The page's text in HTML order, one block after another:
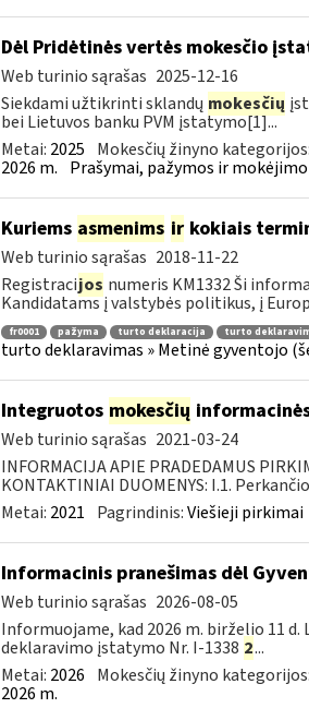
Dėl Pridėtinės vertės mokesčio
Web turinio sąrašas 2025-12-16
Siekdami užtikrinti sklandų mokesčių
bei Lietuvos banku PVM įstatymo[1]...
Metai: 2025 Mokesčių žinyno kategorijos:
2026 m. Prašymai, pažymos ir
Kuriems asmenims irkokiais
Web turinio sąrašas 2018-11-22
Registracijos numeris KM1332 Ši
Kandidatams į valstybės politikus, į
fr0001 pažyma turto deklaracija turto
turto deklaravimas » Metinė gyventojo
Integruotos mokesčių
Web turinio sąrašas 2021-03-24
INFORMACIJA APIE PRADEDAMUS
KONTAKTINIAI DUOMENYS: I.1.
Metai: 2021 Pagrindinis:Viešieji pirkimai
Informacinis pranešimas dėl
Web turinio sąrašas 2026-08-05
Informuojame, kad 2026 m. birželio 11
deklaravimo įstatymo Nr. I-1338 2...
Metai: 2026 Mokesčių žinyno kategorijos:
2026 m.